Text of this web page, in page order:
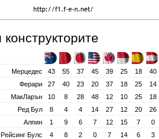
Мерцедес 43 55 37 45 39 25 18
40
Ферари
27 40 23 20 37 18 25
14
МакЛарън
10 8 28 48 12 10 25
18
Ред Бул
8 4 4 14 27 12 20
26
Алпин
1 9 6 7 12 15 7
0
Рейсинг Булс
4 8 2 0 7 14 6
3